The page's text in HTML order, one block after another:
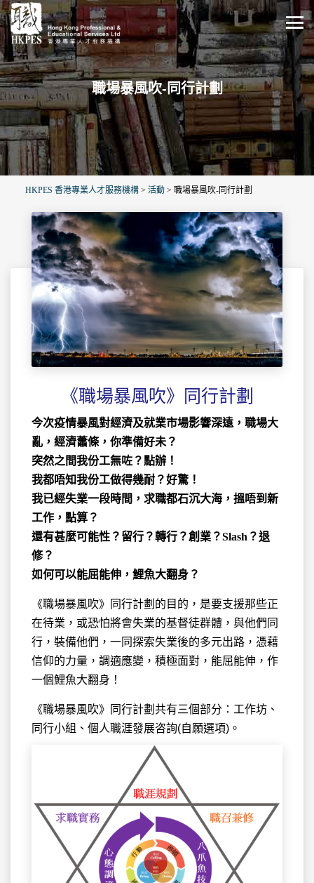
職場暴風吹-同行計劃
HKPES 香港專業人才服務機構 > 活動 > 職場暴風吹-同行計劃
《職場暴風吹》同行計劃
今次疫情暴風對經濟及就業市場影響深遠，職場大
亂，經濟蕭條，你準備好未？
突然之間我份工無咗？點辦！
我都唔知我份工做得幾耐？好驚！
我已經失業一段時間，求職都石沉大海，搵唔到新
工作，點算？
還有甚麼可能性？留行？轉行？創業？Slash？退
修？
如何可以能屈能伸，鯉魚大翻身？
《職場暴風吹》同行計劃的目的，是要支援那些正
在待業，或恐怕將會失業的基督徒群體，與他們同
行，裝備他們，一同探索失業後的多元出路，憑藉
信仰的力量，調適應變，積極面對，能屈能伸，作
一個鯉魚大翻身！
《職場暴風吹》同行計劃共有三個部分：工作坊、
同行小組、個人職涯發展咨詢(自願選項)。